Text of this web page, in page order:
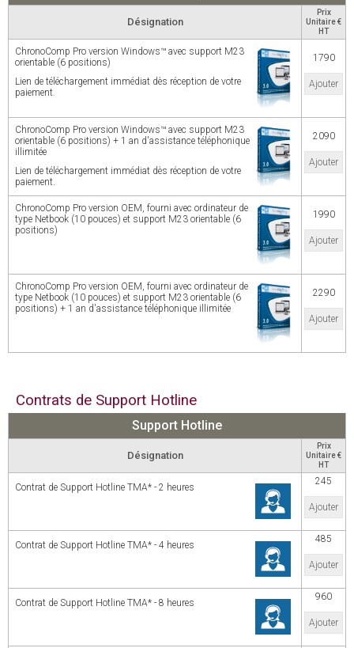
Désignation
Prix
Unitaire €
HT
ChronoComp Pro version Windows™ avec support M23
orientable (6 positions)
Lien de téléchargement immédiat dès réception de votre
paiement.
1790
Ajouter
ChronoComp Pro version Windows™ avec support M23
orientable (6 positions) + 1 an d'assistance téléphonique
illimitée
Lien de téléchargement immédiat dès réception de votre
paiement.
2090
Ajouter
ChronoComp Pro version OEM, fourni avec ordinateur de
type Netbook (10 pouces) et support M23 orientable (6
positions)
1990
Ajouter
ChronoComp Pro version OEM, fourni avec ordinateur de
type Netbook (10 pouces) et support M23 orientable (6
positions) + 1 an d'assistance téléphonique illimitée
2290
Ajouter
Contrats de Support Hotline
Support Hotline
Désignation
Prix
Unitaire €
HT
Contrat de Support Hotline TMA* - 2 heures
245
Ajouter
Contrat de Support Hotline TMA* - 4 heures
485
Ajouter
Contrat de Support Hotline TMA* - 8 heures
960
Ajouter